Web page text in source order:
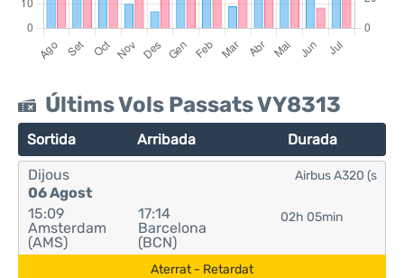
Últims Vols Passats VY8313
Sortida Arribada Durada
Dijous
06 Agost
15:09
Amsterdam
(AMS)
17:14
Barcelona
(BCN)
02h 05min
Airbus A320 (s
Aterrat - Retardat